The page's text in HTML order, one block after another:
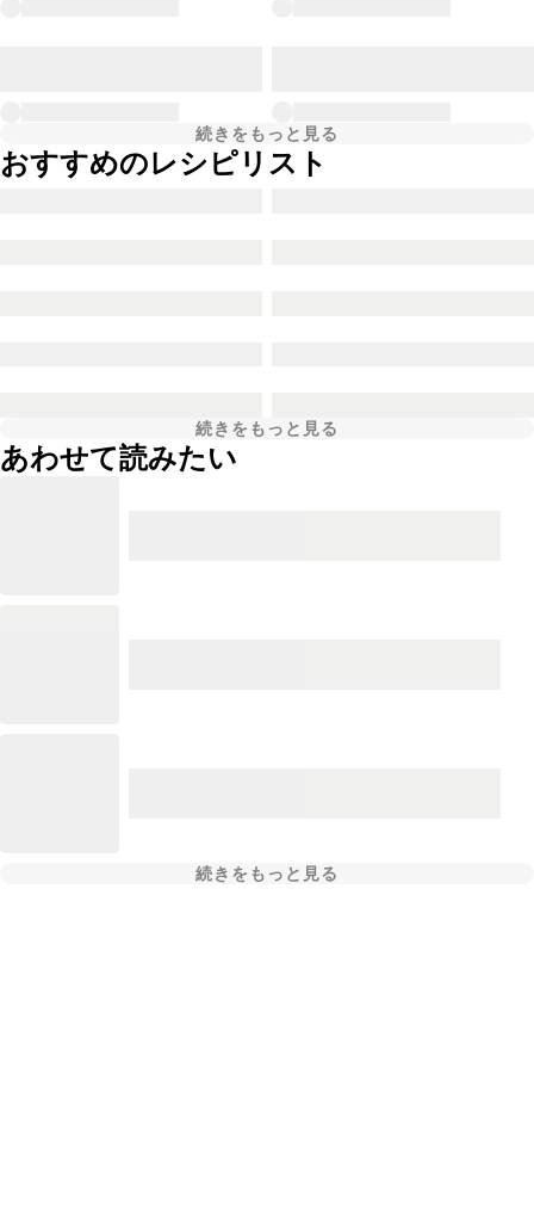
続きをもっと見る
おすすめのレシピリスト
続きをもっと見る
あわせて読みたい
続きをもっと見る